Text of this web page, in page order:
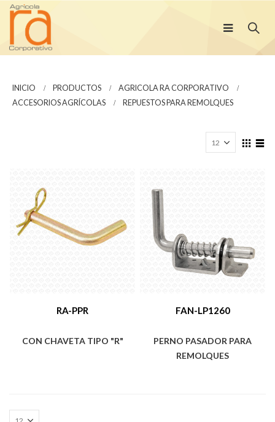
INICIO PRODUCTOS
AGRICOLA RA CORPORATIVO
ACCESORIOS AGRÍCOLAS
REPUESTOS PARA REMOLQUES
RA-PPR
CON CHAVETA TIPO "R"
FAN-LP1260
PERNO PASADOR PARA
REMOLQUES